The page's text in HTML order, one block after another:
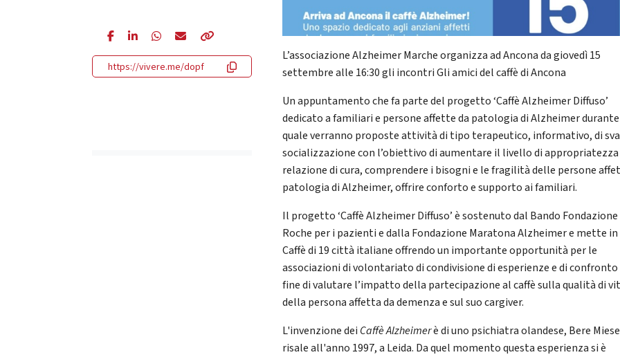
https://vivere.me/dopf
L’associazione Alzheimer Marche organizza ad Ancona da giovedì 15
settembre alle 16:30 gli incontri Gli amici del caffè di Ancona
Un appuntamento che fa parte del progetto ‘Caffè Alzheimer Diffuso’
dedicato a familiari e persone affette da patologia di Alzheimer
quale verranno proposte attività di tipo terapeutico, informativo, di
socializzazione con l’obiettivo di aumentare il livello di
relazione di cura, comprendere i bisogni e le fragilità delle persone
patologia di Alzheimer, offrire conforto e supporto ai familiari.
Il progetto ‘Caffè Alzheimer Diffuso’ è sostenuto dal Bando Fondazione
Roche per i pazienti e dalla Fondazione Maratona Alzheimer e mette
Caffè di 19 città italiane offrendo un importante opportunità per le
associazioni di volontariato di condivisione di esperienze e di
fine di valutare l’impatto della partecipazione al caffè sulla qualità di
della persona affetta da demenza e sul suo cargiver.
L'invenzione dei Caffè Alzheimerè di uno psichiatra olandese, Bere
risale all'anno 1997, a Leida. Da quel momento questa esperienza si è